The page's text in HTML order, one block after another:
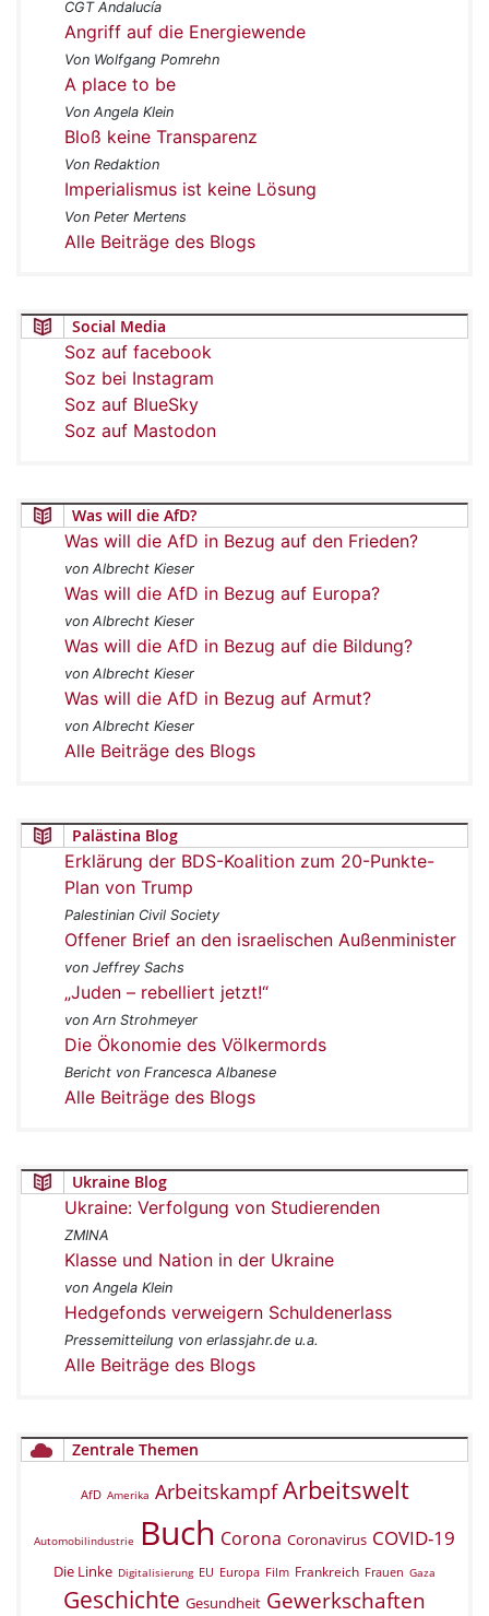
CGT Andalucía
Angriff auf die Energiewende
Von Wolfgang Pomrehn
A place to be
Von Angela Klein
Bloß keine Transparenz
Von Redaktion
Imperialismus ist keine Lösung
Von Peter Mertens
Alle Beiträge des Blogs
Social Media
Soz auf facebook
Soz bei Instagram
Soz auf BlueSky
Soz auf Mastodon
Was will die AfD?
Was will die AfD in Bezug auf den Frieden?
von Albrecht Kieser
Was will die AfD in Bezug auf Europa?
von Albrecht Kieser
Was will die AfD in Bezug auf die Bildung?
von Albrecht Kieser
Was will die AfD in Bezug auf Armut?
von Albrecht Kieser
Alle Beiträge des Blogs
Palästina Blog
Erklärung der BDS-Koalition zum 20-Punkte-
Plan von Trump
Palestinian Civil Society
Offener Brief an den israelischen Außenminister
von Jeffrey Sachs
„Juden – rebelliert jetzt!“
von Arn Strohmeyer
Die Ökonomie des Völkermords
Bericht von Francesca Albanese
Alle Beiträge des Blogs
Ukraine Blog
Ukraine: Verfolgung von Studierenden
ZMINA
Klasse und Nation in der Ukraine
von Angela Klein
Hedgefonds verweigern Schuldenerlass
Pressemitteilung von erlassjahr.de u.a.
Alle Beiträge des Blogs
Zentrale Themen
AfD Amerika Arbeitskampf Arbeitswelt
Automobilindustrie Buch Corona Coronavirus COVID-19
Die Linke Digitalisierung EU Europa Film Frankreich Frauen Gaza
Geschichte Gesundheit Gewerkschaften